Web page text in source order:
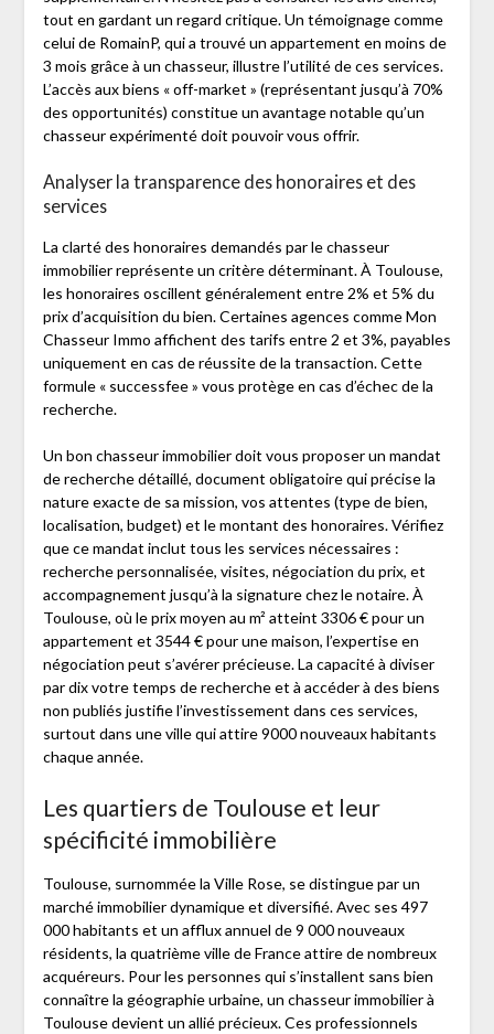
tout en gardant un regard critique. Un témoignage comme
celui de RomainP, qui a trouvé un appartement en moins de
3 mois grâce à un chasseur, illustre l’utilité de ces services.
L’accès aux biens « off-market » (représentant jusqu’à 70%
des opportunités) constitue un avantage notable qu’un
chasseur expérimenté doit pouvoir vous offrir.
Analyser la transparence des honoraires et des
services
La clarté des honoraires demandés par le chasseur
immobilier représente un critère déterminant. À Toulouse,
les honoraires oscillent généralement entre 2% et 5% du
prix d’acquisition du bien. Certaines agences comme Mon
Chasseur Immo affichent des tarifs entre 2 et 3%, payables
uniquement en cas de réussite de la transaction. Cette
formule « successfee » vous protège en cas d’échec de la
recherche.
Un bon chasseur immobilier doit vous proposer un mandat
de recherche détaillé, document obligatoire qui précise la
nature exacte de sa mission, vos attentes (type de bien,
localisation, budget) et le montant des honoraires. Vérifiez
que ce mandat inclut tous les services nécessaires :
recherche personnalisée, visites, négociation du prix, et
accompagnement jusqu’à la signature chez le notaire. À
Toulouse, où le prix moyen au m² atteint 3306 € pour un
appartement et 3544 € pour une maison, l’expertise en
négociation peut s’avérer précieuse. La capacité à diviser
par dix votre temps de recherche et à accéder à des biens
non publiés justifie l’investissement dans ces services,
surtout dans une ville qui attire 9000 nouveaux habitants
chaque année.
Les quartiers de Toulouse et leur
spécificité immobilière
Toulouse, surnommée la Ville Rose, se distingue par un
marché immobilier dynamique et diversifié. Avec ses 497
000 habitants et un afflux annuel de 9 000 nouveaux
résidents, la quatrième ville de France attire de nombreux
acquéreurs. Pour les personnes qui s’installent sans bien
connaître la géographie urbaine, un chasseur immobilier à
Toulouse devient un allié précieux. Ces professionnels